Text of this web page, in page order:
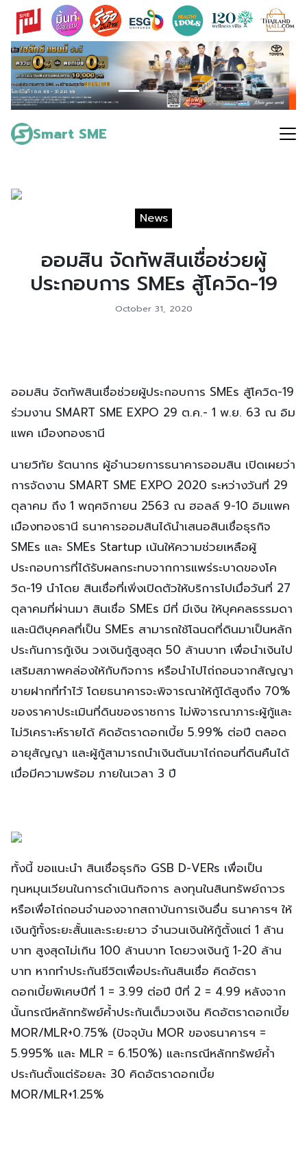
Skip
content
Smart SME
Search
for:
News
ออมสิน จัดทัพสินเชื่อช่วยผู้
ประกอบการ SMEs สู้โควิด-19
October 31, 2020
ออมสิน จัดทัพสินเชื่อช่วยผู้ประกอบการ SMEs สู้โควิด-19
ร่วมงาน SMART SME EXPO 29 ต.ค.- 1 พ.ย. 63 ณ อิม
แพค เมืองทองธานี
นายวิทัย รัตนากร ผู้อำนวยการธนาคารออมสิน เปิดเผยว่า
การจัดงาน SMART SME EXPO 2020 ระหว่างวันที่ 29
ตุลาคม ถึง 1 พฤศจิกายน 2563 ณ ฮอลล์ 9-10 อิมแพค
เมืองทองธานี ธนาคารออมสินได้นำเสนอสินเชื่อธุรกิจ
SMEs และ SMEs Startup เน้นให้ความช่วยเหลือผู้
ประกอบการที่ได้รับผลกระทบจากการแพร่ระบาดของโค
วิด-19 นำโดย สินเชื่อที่เพิ่งเปิดตัวให้บริการไปเมื่อวันที่ 27
ตุลาคมที่ผ่านมา สินเชื่อ SMEs มีที่ มีเงิน ให้บุคคลธรรมดา
และนิติบุคคลที่เป็น SMEs สามารถใช้โฉนดที่ดินมาเป็นหลัก
ประกันการกู้เงิน วงเงินกู้สูงสุด 50 ล้านบาท เพื่อนำเงินไป
เสริมสภาพคล่องให้กับกิจการ หรือนำไปไถ่ถอนจากสัญญา
ขายฝากที่ทำไว้ โดยธนาคารจะพิจารณาให้กู้ได้สูงถึง 70%
ของราคาประเมินที่ดินของราชการ ไม่พิจารณาภาระผู้กู้และ
ไม่วิเคราะห์รายได้ คิดอัตราดอกเบี้ย 5.99% ต่อปี ตลอด
อายุสัญญา และผู้กู้สามารถนำเงินต้นมาไถ่ถอนที่ดินคืนได้
เมื่อมีความพร้อม ภายในเวลา 3 ปี
ทั้งนี้ ขอแนะนำ สินเชื่อธุรกิจ GSB D-VERs เพื่อเป็น
ทุนหมุนเวียนในการดำเนินกิจการ ลงทุนในสินทรัพย์ถาวร
หรือเพื่อไถ่ถอนจำนองจากสถาบันการเงินอื่น ธนาคารฯ ให้
เงินกู้ทั้งระยะสั้นและระยะยาว จำนวนเงินให้กู้ตั้งแต่ 1 ล้าน
บาท สูงสุดไม่เกิน 100 ล้านบาท โดยวงเงินกู้ 1-20 ล้าน
บาท หากทำประกันชีวิตเพื่อประกันสินเชื่อ คิดอัตรา
ดอกเบี้ยพิเศษปีที่ 1 = 3.99 ต่อปี ปีที่ 2 = 4.99 หลังจาก
นั้นกรณีหลักทรัพย์ค้ำประกันเต็มวงเงิน คิดอัตราดอกเบี้ย
MOR/MLR+0.75% (ปัจจุบัน MOR ของธนาคารฯ =
5.995% และ MLR = 6.150%) และกรณีหลักทรัพย์ค้ำ
ประกันตั้งแต่ร้อยละ 30 คิดอัตราดอกเบี้ย
MOR/MLR+1.25%